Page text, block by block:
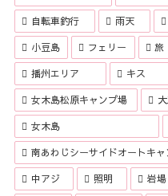
自転車釣行 雨天
小豆島 フェリー 旅
播州エリア キス
女木島松原キャンプ場
女木島
南あわじシーサイドオートキャ
中アジ 照明 岩場